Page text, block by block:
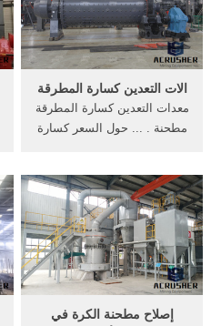
الات التعدين كسارة المطرقة
معدات التعدين كسارة المطرقة
مطحنة . ... حول السعر كسارة
إصلاح مطحنة الكرة في